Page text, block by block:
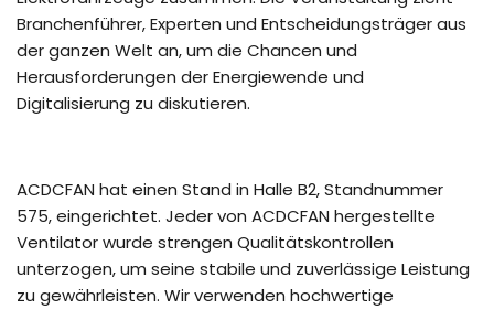
Branchenführer, Experten und Entscheidungsträger aus
der ganzen Welt an, um die Chancen und
Herausforderungen der Energiewende und
Digitalisierung zu diskutieren.
ACDCFAN hat einen Stand in Halle B2, Standnummer
575, eingerichtet. Jeder von ACDCFAN hergestellte
Ventilator wurde strengen Qualitätskontrollen
unterzogen, um seine stabile und zuverlässige Leistung
zu gewährleisten. Wir verwenden hochwertige